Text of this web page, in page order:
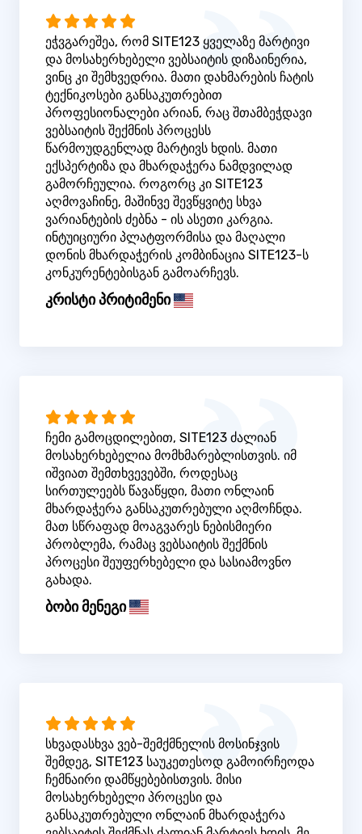
ეჭვგარეშეა, რომ SITE123 ყველაზე მარტივი
და მოსახერხებელი ვებსაიტის დიზაინერია,
ვინც კი შემხვედრია. მათი დახმარების ჩატის
ტექნიკოსები განსაკუთრებით
პროფესიონალები არიან, რაც შთამბეჭდავი
ვებსაიტის შექმნის პროცესს
წარმოუდგენლად მარტივს ხდის. მათი
ექსპერტიზა და მხარდაჭერა ნამდვილად
გამორჩეულია. როგორც კი SITE123
აღმოვაჩინე, მაშინვე შევწყვიტე სხვა
ვარიანტების ძებნა - ის ასეთი კარგია.
ინტუიციური პლატფორმისა და მაღალი
დონის მხარდაჭერის კომბინაცია SITE123-ს
კონკურენტებისგან გამოარჩევს.
კრისტი პრიტიმენი
ჩემი გამოცდილებით, SITE123 ძალიან
მოსახერხებელია მომხმარებლისთვის. იმ
იშვიათ შემთხვევებში, როდესაც
სირთულეებს წავაწყდი, მათი ონლაინ
მხარდაჭერა განსაკუთრებული აღმოჩნდა.
მათ სწრაფად მოაგვარეს ნებისმიერი
პრობლემა, რამაც ვებსაიტის შექმნის
პროცესი შეუფერხებელი და სასიამოვნო
გახადა.
ბობი მენეგი
სხვადასხვა ვებ-შემქმნელის მოსინჯვის
შემდეგ, SITE123 საუკეთესოდ გამოირჩეოდა
ჩემნაირი დამწყებებისთვის. მისი
მოსახერხებელი პროცესი და
განსაკუთრებული ონლაინ მხარდაჭერა